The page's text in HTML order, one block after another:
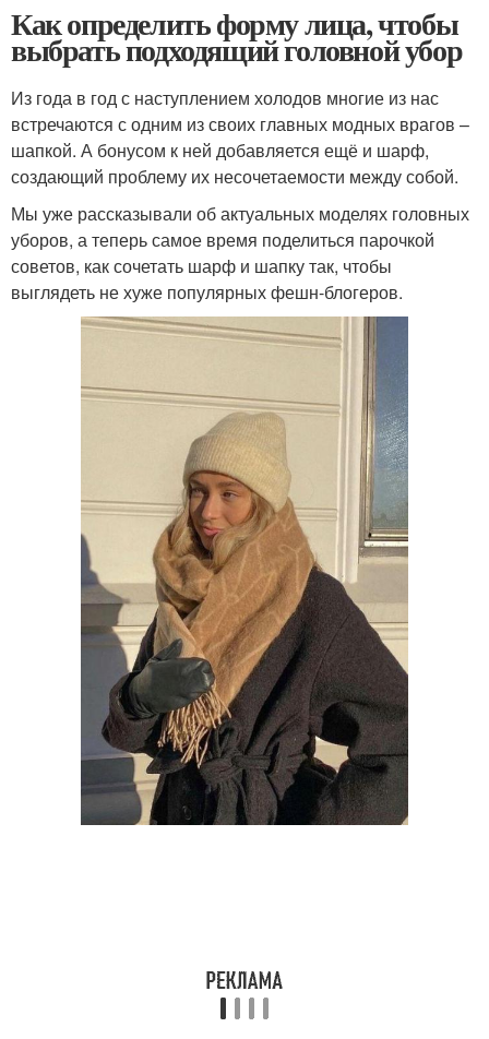
Как определить форму лица, чтобы
выбрать подходящий головной убор
Из года в год с наступлением холодов многие из нас
встречаются с одним из своих главных модных врагов –
шапкой. А бонусом к ней добавляется ещё и шарф,
создающий проблему их несочетаемости между собой.
Мы уже рассказывали об актуальных моделях головных
уборов, а теперь самое время поделиться парочкой
советов, как сочетать шарф и шапку так, чтобы
выглядеть не хуже популярных фешн-блогеров.